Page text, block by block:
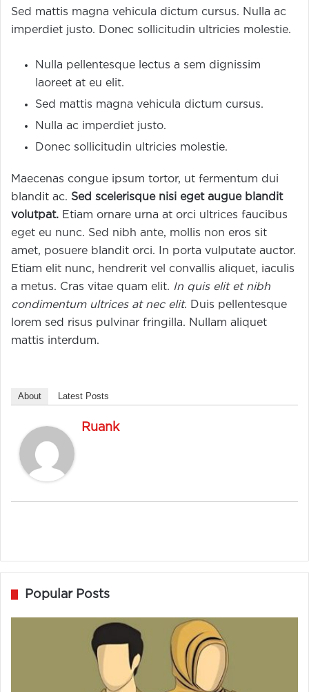
Sed mattis magna vehicula dictum cursus. Nulla ac
imperdiet justo. Donec sollicitudin ultricies molestie.
Nulla pellentesque lectus a sem dignissim
laoreet at eu elit.
Sed mattis magna vehicula dictum cursus.
Nulla ac imperdiet justo.
Donec sollicitudin ultricies molestie.
Maecenas congue ipsum tortor, ut fermentum dui
blandit ac. Sed scelerisque nisi eget augue blandit
volutpat. Etiam ornare urna at orci ultrices faucibus
eget eu nunc. Sed nibh ante, mollis non eros sit
amet, posuere blandit orci. In porta vulputate auctor.
Etiam elit nunc, hendrerit vel convallis aliquet, iaculis
a metus. Cras vitae quam elit. In quis elit et nibh
condimentum ultrices at nec elit. Duis pellentesque
lorem sed risus pulvinar fringilla. Nullam aliquet
mattis interdum.
About Latest Posts
Ruank
Popular Posts